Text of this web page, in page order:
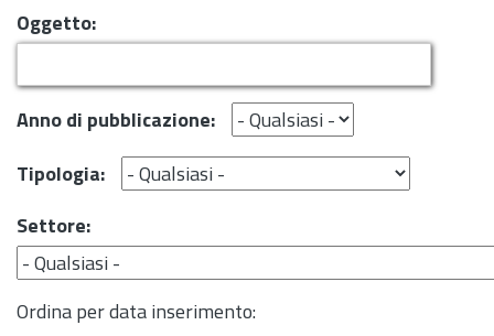
Oggetto:
Anno di pubblicazione:
Tipologia:
Settore:
Ordina per data inserimento: